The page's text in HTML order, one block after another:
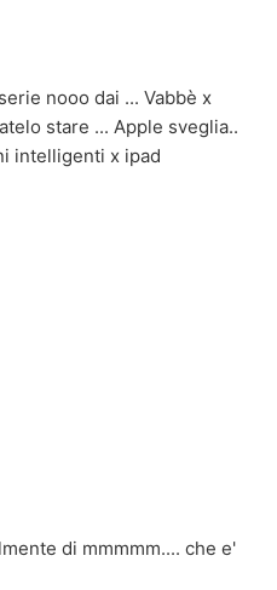
nooo dai ... Vabbè x
stare ... Apple sveglia..
intelligenti x ipad
di mmmmm.... che e'